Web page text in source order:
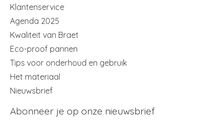
Klantenservice
Agenda 2025
Kwaliteit van Braet
Eco-proof pannen
Tips voor onderhoud en gebruik
Het materiaal
Nieuwsbrief
Abonneer je op onze nieuwsbrief